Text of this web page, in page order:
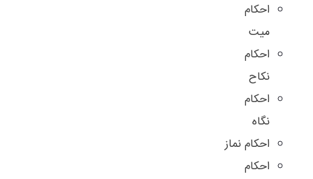
احکام
میت
احکام
نکاح
احکام
نگاه
احکام نماز
احکام